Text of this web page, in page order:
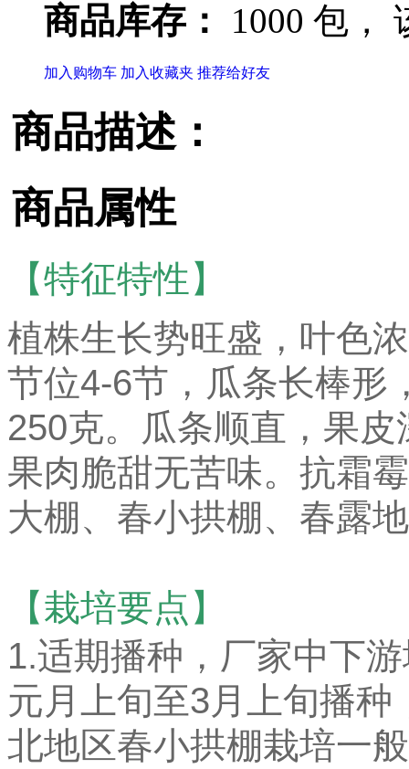
商品库存： 1000 包，
加入购物车 加入收藏夹 推荐给好友
商品描述：
商品属性
【特征特性】
植株生长势旺盛，叶色
节位4-6节，瓜条长棒形
250克。瓜条顺直，果
果肉脆甜无苦味。抗霜
大棚、春小拱棚、春露
【栽培要点】
1.适期播种，厂家中下
元月上旬至3月上旬播
北地区春小拱棚栽培一